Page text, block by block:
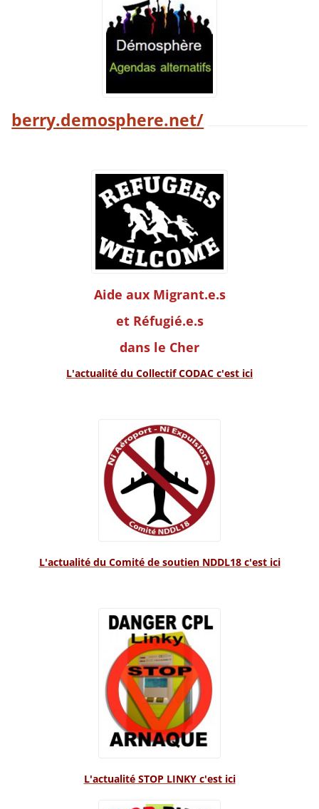
berry.demosphere.net/
Aide aux Migrant.e.s
et Réfugié.e.s
dans le Cher
L'actualité du Collectif CODAC c'est ici
L'actualité du Comité de soutien NDDL18 c'est ici
L'actualité STOP LINKY c'est ici